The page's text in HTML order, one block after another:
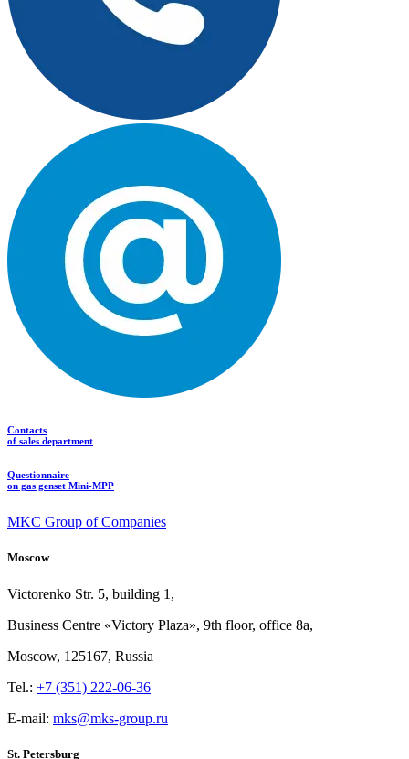
Contacts
of sales department
Questionnaire
on gas genset Mini-MPP
MKC Group of Companies
Moscow
Victorenko Str. 5, building 1,
Business Centre «Victory Plaza», 9th floor, office 8a,
Moscow, 125167, Russia
Tel.: +7 (351) 222-06-36
E-mail: mks@mks-group.ru
St. Petersburg